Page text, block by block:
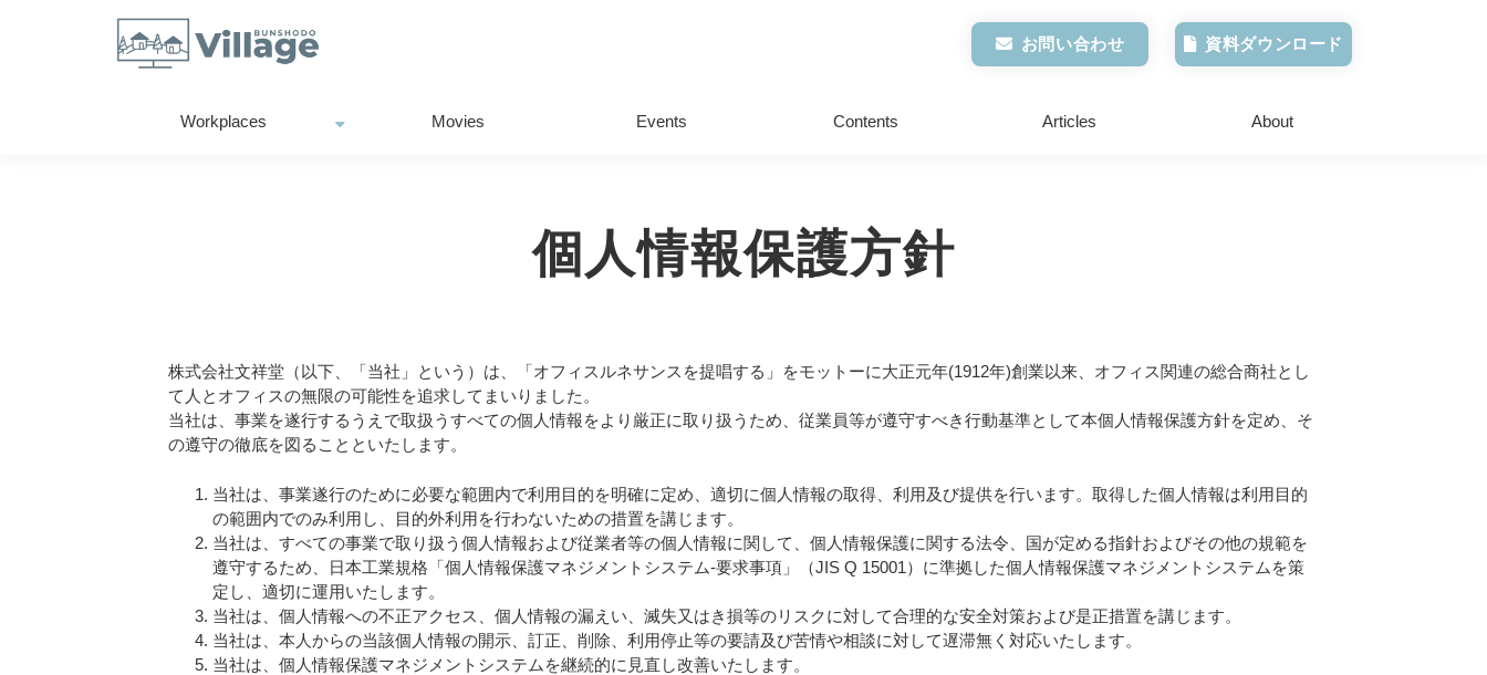
お問い合わせ 資料ダウンロード
Workplaces Movies Events Contents Articles About
個人情報保護方針
株式会社文祥堂（以下、「当社」という）は、「オフィスルネサンスを提唱する」をモットーに大正元年(1912年)創業以来、オフィス関連の総合商社とし
て人とオフィスの無限の可能性を追求してまいりました。
当社は、事業を遂行するうえで取扱うすべての個人情報をより厳正に取り扱うため、従業員等が遵守すべき行動基準として本個人情報保護方針を定め、そ
の遵守の徹底を図ることといたします。
当社は、事業遂行のために必要な範囲内で利用目的を明確に定め、適切に個人情報の取得、利用及び提供を行います。取得した個人情報は利用目的
の範囲内でのみ利用し、目的外利用を行わないための措置を講じます。
当社は、すべての事業で取り扱う個人情報および従業者等の個人情報に関して、個人情報保護に関する法令、国が定める指針およびその他の規範を
遵守するため、日本工業規格「個人情報保護マネジメントシステム‐要求事項」（JIS Q 15001）に準拠した個人情報保護マネジメントシステムを策
定し、適切に運用いたします。
当社は、個人情報への不正アクセス、個人情報の漏えい、滅失又はき損等のリスクに対して合理的な安全対策および是正措置を講じます。
当社は、本人からの当該個人情報の開示、訂正、削除、利用停止等の要請及び苦情や相談に対して遅滞無く対応いたします。
当社は、個人情報保護マネジメントシステムを継続的に見直し改善いたします。